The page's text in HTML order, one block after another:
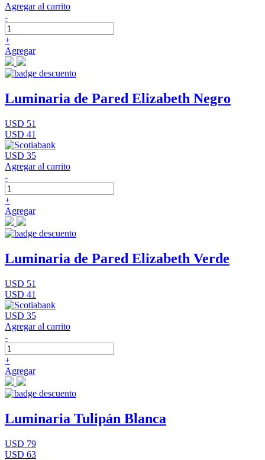
Agregar al carrito
-
+
Agregar
Luminaria de Pared Elizabeth Negro
USD 51
USD 41
USD 35
Agregar al carrito
-
+
Agregar
Luminaria de Pared Elizabeth Verde
USD 51
USD 41
USD 35
Agregar al carrito
-
+
Agregar
Luminaria Tulipán Blanca
USD 79
USD 63